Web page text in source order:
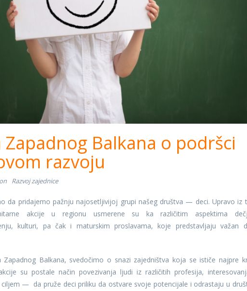
Zapadnog Balkana o podršci
razvoju
Razvoj zajednice
da pridajemo pažnju najosetljivijoj grupi našeg društva — deci. Upravo iz
akcije u regionu usmerene su ka različitim aspektima
kulturi, pa čak i maturskim proslavama, koje predstavljaju važan
Balkana, svedočimo o snazi zajedništva koja se ističe najpre
su postale način povezivanja ljudi iz različitih profesija,
ciljem — da pruže deci priliku da ostvare svoje potencijale i odrastaju u